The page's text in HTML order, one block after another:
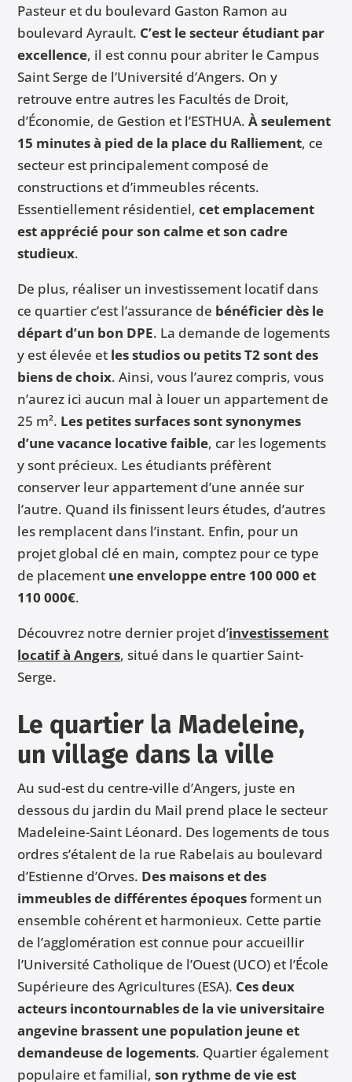
Pasteur et du boulevard Gaston Ramon au
boulevard Ayrault. C’est le secteur étudiant par
excellence, il est connu pour abriter le Campus
Saint Serge de l’Université d’Angers. On y
retrouve entre autres les Facultés de Droit,
d’Économie, de Gestion et l’ESTHUA.À seulement
15 minutes à pied de la place du Ralliement, ce
secteur est principalement composé de
constructions et d’immeubles récents.
Essentiellement résidentiel,cet emplacement
est apprécié pour son calme et son cadre
studieux.
De plus, réaliser un investissement locatif dans
ce quartier c’est l’assurance de bénéficier dès le
départ d’un bon DPE. La demande de logements
y est élevée et les studios ou petits T2 sont des
biens de choix. Ainsi, vous l’aurez compris, vous
n’aurez ici aucun mal à louer un appartement de
25 m². Les petites surfaces sont synonymes
d’une vacance locative faible, car les logements
y sont précieux. Les étudiants préfèrent
conserver leur appartement d’une année sur
l’autre. Quand ils finissent leurs études, d’autres
les remplacent dans l’instant. Enfin, pour un
projet global clé en main, comptez pour ce type
de placement une enveloppe entre 100 000 et
110 000€.
Découvrez notre dernier projet d’investissement
locatif à Angers, situé dans le quartier Saint-
Serge.
Le quartier la Madeleine,
un village dans la ville
Au sud-est du centre-ville d’Angers, juste en
dessous du jardin du Mail prend place le secteur
Madeleine-Saint Léonard. Des logements de tous
ordres s’étalent de la rue Rabelais au boulevard
d’Estienne d’Orves. Des maisons et des
immeubles de différentes époquesforment un
ensemble cohérent et harmonieux. Cette partie
de l’agglomération est connue pour accueillir
l’Université Catholique de l’Ouest (UCO) et l’École
Supérieure des Agricultures (ESA). Ces deux
acteurs incontournables de la vie universitaire
angevine brassent une population jeune et
demandeuse de logements. Quartier également
populaire et familial,son rythme de vie est